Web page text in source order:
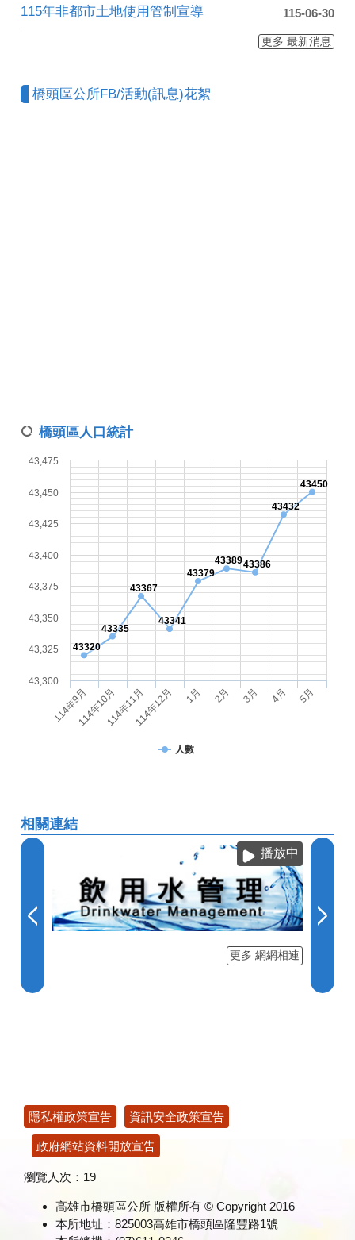
115-06-30
115年非都市土地使用管制宣導
更多 最新消息
橋頭區公所FB/活動(訊息)花絮
橋頭區人口統計
43320
43335
43367
43341
43379
4338943386
43432
43450
人數
114年9月114年10月114年11月114年12月 1月 2月 3月 4月 5月
43,300
43,325
43,350
43,375
43,400
43,425
43,450
43,475
相關連結
播放中
更多 網網相連
隱私權政策宣告
資訊安全政策宣告
政府網站資料開放宣告
瀏覽人次： 19
高雄市橋頭區公所 版權所有 © Copyright 2016
本所地址：825003高雄市橋頭區隆豐路1號